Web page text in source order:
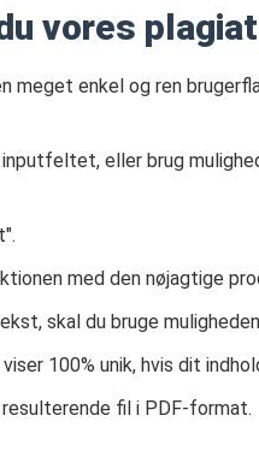
vores
meget enkel og ren
eller brug
med den nøjagtige
skal du bruge
100% unik, hvis dit
fil i PDF-format.